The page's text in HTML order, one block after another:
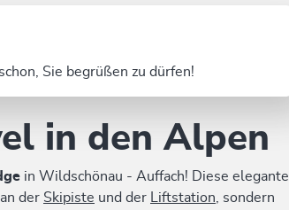
Sie begrüßen zu dürfen!
in den Alpen
in Wildschönau - Auffach! Diese elegante
der Skipiste und der Liftstation , sondern